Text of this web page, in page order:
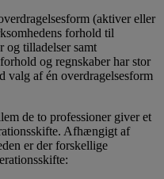
(aktiver eller
forhold til
og tilladelser samt
og regnskaber har stor
valg af én overdragelsesform
de to professioner giver et
Afhængigt af
er der forskellige